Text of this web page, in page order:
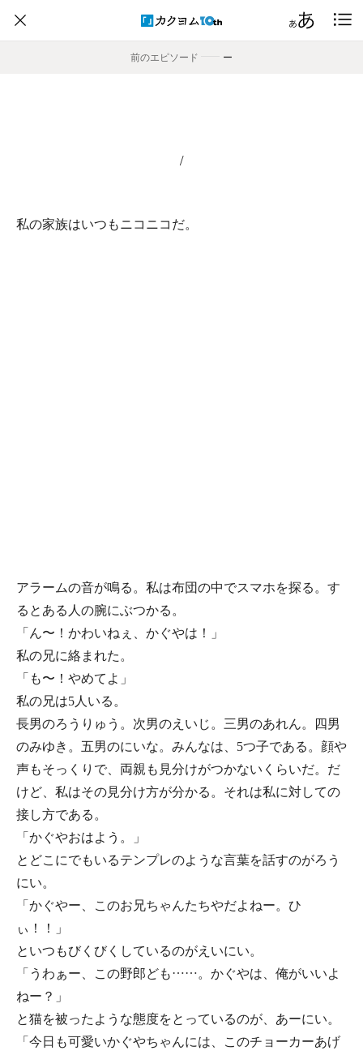
前のエピソード
―― ー
/
私の家族はいつもニコニコだ。
アラームの音が鳴る。私は布団の中でスマホを探る。す
るとある人の腕にぶつかる。
「ん〜！かわいねぇ、かぐやは！」
私の兄に絡まれた。
「も〜！やめてよ」
私の兄は5人いる。
長男のろうりゅう。次男のえいじ。三男のあれん。四男
のみゆき。五男のにいな。みんなは、5つ子である。顔や
声もそっくりで、両親も見分けがつかないくらいだ。だ
けど、私はその見分け方が分かる。それは私に対しての
接し方である。
「かぐやおはよう。」
とどこにでもいるテンプレのような言葉を話すのがろう
にい。
「かぐやー、このお兄ちゃんたちやだよねー。ひ
ぃ！！」
といつもびくびくしているのがえいにい。
「うわぁー、この野郎ども……。かぐやは、俺がいいよ
ねー？」
と猫を被ったような態度をとっているのが、あーにい。
「今日も可愛いかぐやちゃんには、このチョーカーあげ